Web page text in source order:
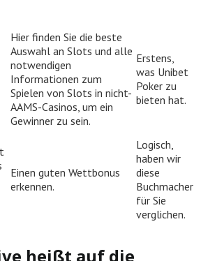
Hier finden Sie die beste
Auswahl an Slots und alle
notwendigen
Informationen zum
Spielen von Slots in nicht-
AAMS-Casinos, um ein
Gewinner zu sein.
Erstens,
was Unibet
Poker zu
bieten hat.
Einen guten Wettbonus
erkennen.
Logisch,
haben wir
diese
Buchmacher
für Sie
verglichen.
heißt auf die